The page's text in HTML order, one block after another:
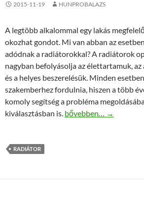
2015-11-19 HUNPROBALAZS
A legtöbb alkalommal egy lakás
okozhat gondot. Mi van abban az
adódnak a radiátorokkal? A radiátorok
nagyban befolyásolja az élettartamuk,
és a helyes beszerelésük. Minden
szakemberhez fordulnia, hiszen a több
komoly segítség a probléma
kiválasztásban is. Öntöttvas vagy
bővebben… →
RADIÁTOR